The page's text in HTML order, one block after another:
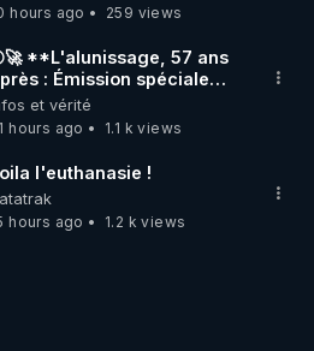
hours ago
259 views
**L'alunissage, 57 ans
: Émission spéciale
John Doe !** 👨 🚀✨
et vérité
hours ago
1.1 k views
l'euthanasie !
hours ago
1.2 k views